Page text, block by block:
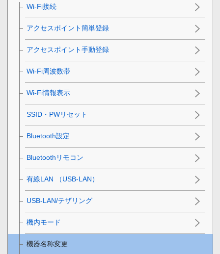
Wi-Fi接続
アクセスポイント簡単登録
アクセスポイント手動登録
Wi-Fi周波数帯
Wi-Fi情報表示
SSID・PWリセット
Bluetooth設定
Bluetoothリモコン
有線LAN （USB-LAN）
USB-LAN/テザリング
機内モード
機器名称変更